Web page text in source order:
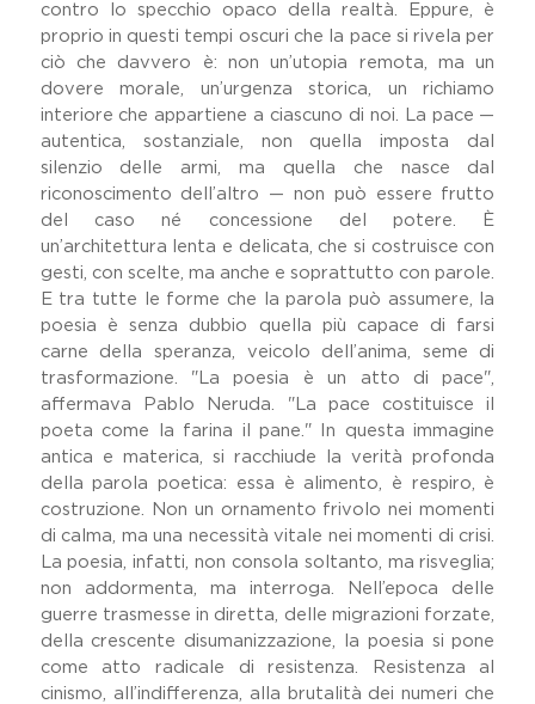
contro lo specchio opaco della realtà. Eppure, è
proprio in questi tempi oscuri che la pace si rivela per
ciò che davvero è: non un’utopia remota, ma un
dovere morale, un’urgenza storica, un richiamo
interiore che appartiene a ciascuno di noi. La pace —
autentica, sostanziale, non quella imposta dal
silenzio delle armi, ma quella che nasce dal
riconoscimento dell’altro — non può essere frutto
del caso né concessione del potere. È
un’architettura lenta e delicata, che si costruisce con
gesti, con scelte, ma anche e soprattutto con parole.
E tra tutte le forme che la parola può assumere, la
poesia è senza dubbio quella più capace di farsi
carne della speranza, veicolo dell’anima, seme di
trasformazione. "La poesia è un atto di pace",
affermava Pablo Neruda. "La pace costituisce il
poeta come la farina il pane." In questa immagine
antica e materica, si racchiude la verità profonda
della parola poetica: essa è alimento, è respiro, è
costruzione. Non un ornamento frivolo nei momenti
di calma, ma una necessità vitale nei momenti di crisi.
La poesia, infatti, non consola soltanto, ma risveglia;
non addormenta, ma interroga. Nell’epoca delle
guerre trasmesse in diretta, delle migrazioni forzate,
della crescente disumanizzazione, la poesia si pone
come atto radicale di resistenza. Resistenza al
cinismo, all’indifferenza, alla brutalità dei numeri che